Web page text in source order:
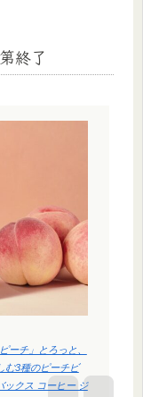
終了
ーチ」とろっと、
む3種のピーチビ
ックス コーヒー ジ